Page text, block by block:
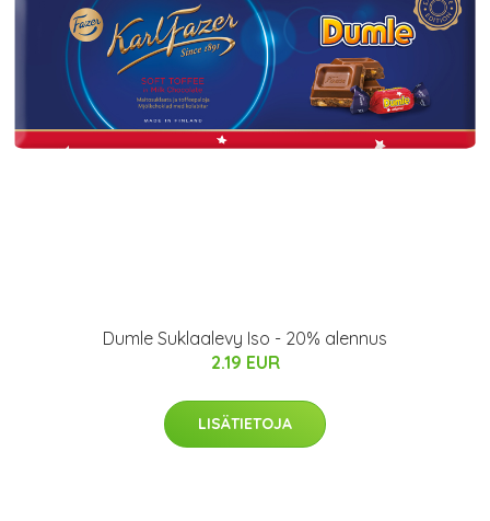
Dumle Suklaalevy Iso - 20% alennus
2.19 EUR
LISÄTIETOJA